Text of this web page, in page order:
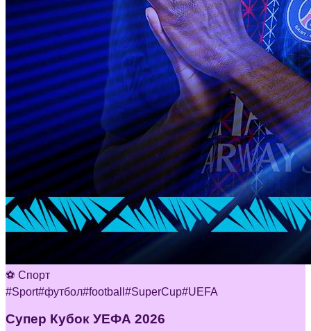
⚽ Спорт
#Sport#футбол#football #SuperCup#UEFA
Супер Кубок УЕФА 2026